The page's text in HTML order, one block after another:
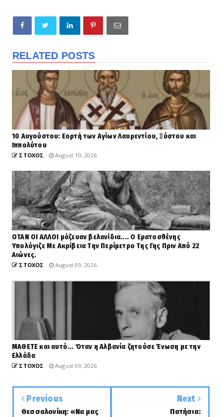
RELATED POSTS
10 Αυγούστου: Εορτή των Αγίων Λαυρεντίου, Ξύστου και
Ιππολύτου
ΣΤΟΧΟΣ August 10, 2026
ΟΤΑΝ ΟΙ ΑΛΛΟΙ μάζευαν βελανίδια.... Ο Ερατοσθένης
Υπολόγιζε Με Ακρίβεια Την Περίμετρο Της Γης Πριν Από 22
Αιώνες.
ΣΤΟΧΟΣ August 09, 2026
ΜΑΘΕΤΕ και αυτό... Όταν η Αλβανία ζητούσε Ένωση με την
Ελλάδα
ΣΤΟΧΟΣ August 09, 2026
Previous
Θεσσαλονίκη: «Να μας
Next
Πατήσια: